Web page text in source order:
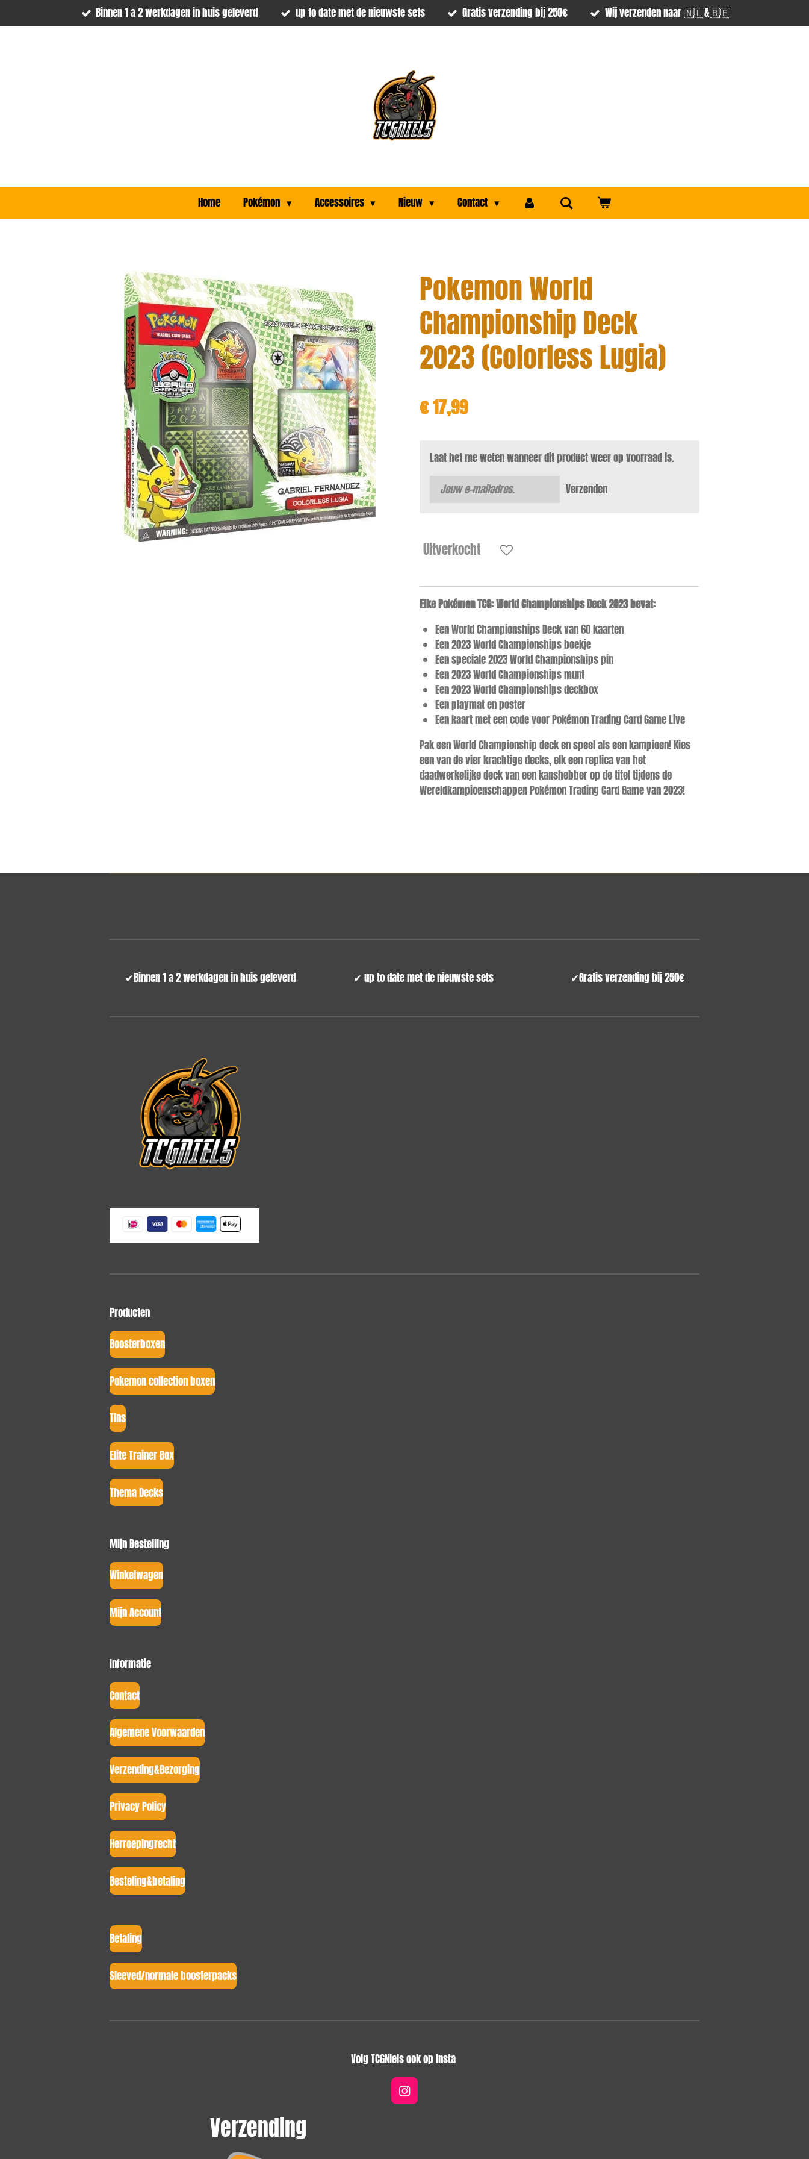
direct
Binnen 1 a 2 werkdagen in huis geleverd up to date met de nieuwste sets Gratis verzending bij 250€ Wij verzenden naar 🇳🇱&🇧🇪
Home Pokémon Accessoires Nieuw Contact
Pokemon World
Championship Deck
2023 (Colorless Lugia)
€ 17,99
Laat het me weten wanneer dit product weer op voorraad is.
Verzenden
Uitverkocht
Elke Pokémon TCG: World Championships Deck 2023 bevat:
Een World Championships Deck van 60 kaarten
Een 2023 World Championships boekje
Een speciale 2023 World Championships pin
Een 2023 World Championships munt
Een 2023 World Championships deckbox
Een playmat en poster
Een kaart met een code voor Pokémon Trading Card Game Live
Pak een World Championship deck en speel als een kampioen! Kies
een van de vier krachtige decks, elk een replica van het
daadwerkelijke deck van een kanshebber op de titel tijdens de
Wereldkampioenschappen Pokémon Trading Card Game van 2023!
✔Binnen 1 a 2 werkdagen in huis geleverd ✔ up to date met de nieuwste sets ✔Gratis verzending bij 250€
Producten
Boosterboxen
Pokemon collection boxen
Tins
Elite Trainer Box
Thema Decks
Mijn Bestelling
Winkelwagen
Mijn Account
Informatie
Contact
Algemene Voorwaarden
Verzending&Bezorging
Privacy Policy
Herroepingrecht
Besteling&betaling
Betaling
Sleeved/normale boosterpacks
Volg TCGNiels ook op insta
I
n
Verzending